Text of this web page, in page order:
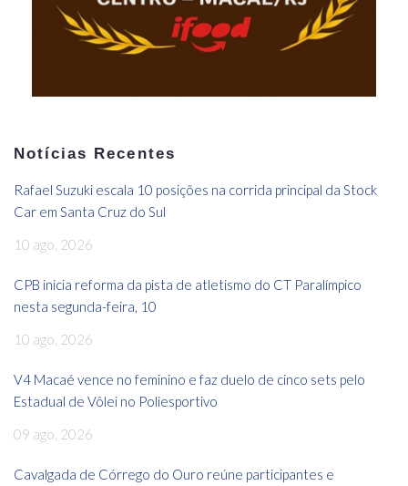
Notícias Recentes
Rafael Suzuki escala 10 posições na corrida principal da Stock
Car em Santa Cruz do Sul
10 ago, 2026
CPB inicia reforma da pista de atletismo do CT Paralímpico
nesta segunda-feira, 10
10 ago, 2026
V4 Macaé vence no feminino e faz duelo de cinco sets pelo
Estadual de Vôlei no Poliesportivo
09 ago, 2026
Cavalgada de Córrego do Ouro reúne participantes e